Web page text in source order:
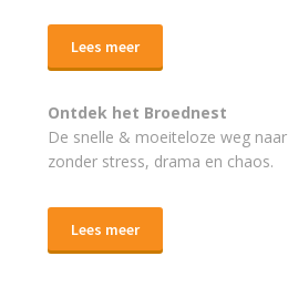
Lees meer
Ontdek het Broednest
De snelle & moeiteloze weg naar
zonder stress, drama en chaos.
Lees meer